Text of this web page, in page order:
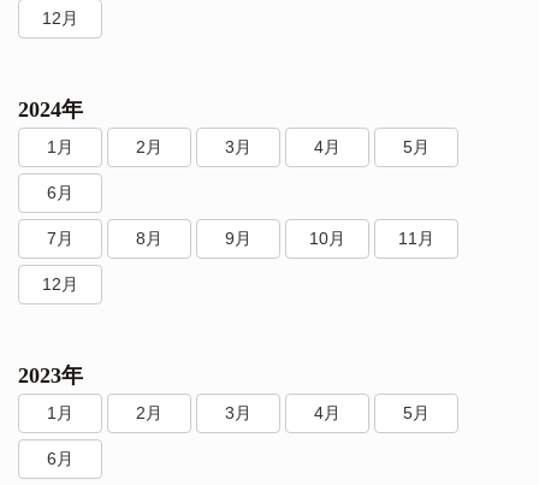
12月
2024年
1月 2月 3月 4月 5月
6月
7月 8月 9月 10月 11月
12月
2023年
1月 2月 3月 4月 5月
6月